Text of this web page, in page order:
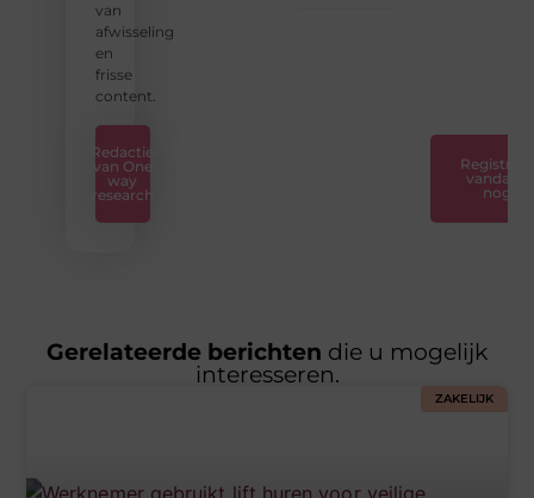
van
afwisseling
en
frisse
content.
Redactie
van One
way
research
Registreer
vandaag
nog
Gerelateerde berichten die u mogelijk
interesseren.
ZAKELIJK